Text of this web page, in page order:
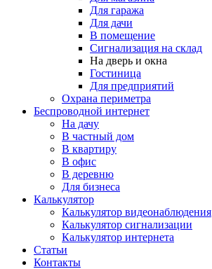
Для гаража
Для дачи
В помещение
Сигнализация на склад
На дверь и окна
Гостиница
Для предприятий
Охрана периметра
Беспроводной интернет
На дачу
В частный дом
В квартиру
В офис
В деревню
Для бизнеса
Калькулятор
Калькулятор видеонаблюдения
Калькулятор сигнализации
Калькулятор интернета
Статьи
Контакты